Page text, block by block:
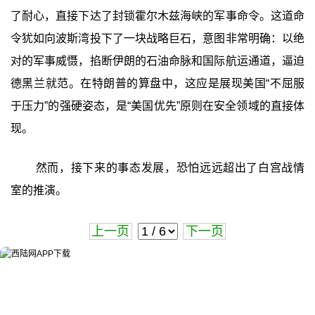
了耐心，直接下达了封锁霍尔木兹海峡的军事命令。这道命
令犹如向波斯湾投下了一块战略巨石，意图非常明确：以绝
对的军事威慑，掐断伊朗的石油命脉和国际航运通道，逼迫
德黑兰就范。在特朗普的算盘中，这应是展现美国“不屈服
于压力”的强硬姿态，是“美国优先”原则在安全领域的直接体
现。
然而，接下来的事态发展，恐怕远远超出了白宫战情
室的推演。
上一页 下一页